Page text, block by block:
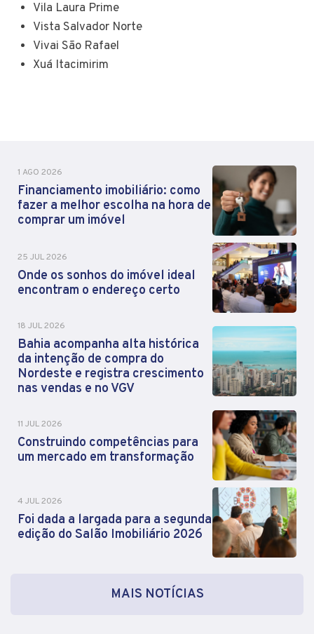
Vila Laura Prime
Vista Salvador Norte
Vivai São Rafael
Xuá Itacimirim
1 AGO 2026
Financiamento imobiliário: como
fazer a melhor escolha na hora de
comprar um imóvel
25 JUL 2026
Onde os sonhos do imóvel ideal
encontram o endereço certo
18 JUL 2026
Bahia acompanha alta histórica
da intenção de compra do
Nordeste e registra crescimento
nas vendas e no VGV
11 JUL 2026
Construindo competências para
um mercado em transformação
4 JUL 2026
Foi dada a largada para a segunda
edição do Salão Imobiliário 2026
MAIS NOTÍCIAS